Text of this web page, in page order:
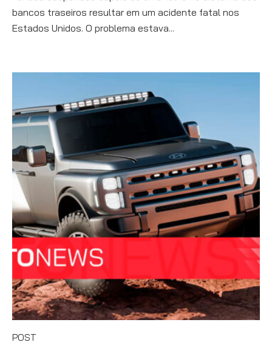
bancos traseiros resultar em um acidente fatal nos
Estados Unidos. O problema estava...
POST